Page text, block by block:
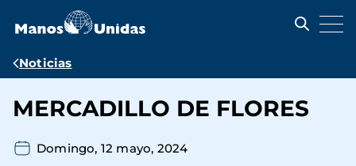
contenido
Ruta
navegación
Noticias
MERCADILLO DE FLORES
Domingo, 12 mayo, 2024